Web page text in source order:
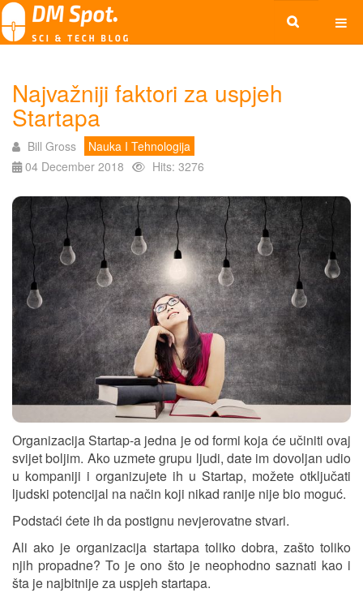
Najvažniji faktori za uspjeh
Startapa
Bill Gross
Nauka I Tehnologija
04 December 2018
Hits: 3276
Оrganizacija Startap-a jedna je od formi koja će učiniti ovaj
svijet boljim. Ako uzmete grupu ljudi, date im dovoljan udio
u kompaniji i organizujete ih u Startap, možete otključati
ljudski potencijal na način koji nikad ranije nije bio moguć.
Podstaći ćete ih da postignu nevjerovatne stvari.
Ali ako je organizacija startapa toliko dobra, zašto toliko
njih propadne? To je ono što je neophodno saznati kao i
šta je najbitnije za uspjeh startapa.